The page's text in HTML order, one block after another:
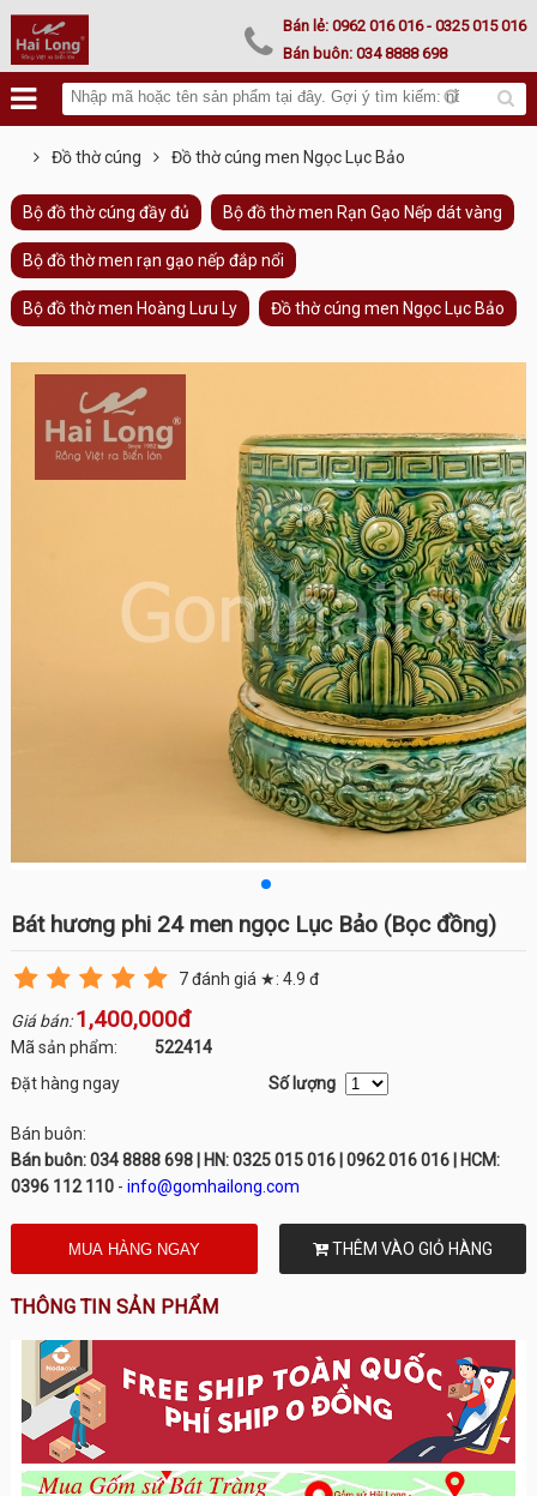
Lư hoá vàng Bán lẻ:0962 016 016 - 0325 015 016
Bán buôn:034 8888 698
Đồ thờ cúng Đồ thờ cúng men Ngọc Lục Bảo
Bộ đồ thờ cúng đầy đủ Bộ đồ thờ men Rạn Gạo Nếp dát vàng
Bộ đồ thờ men rạn gạo nếp đắp nổi
Bộ đồ thờ men Hoàng Lưu Ly Đồ thờ cúng men Ngọc Lục Bảo
Bát hương phi 24 men ngọc Lục Bảo (Bọc đồng)
7đánh giá ★: 4.9 đ
Giá bán:1,400,000đ
Mã sản phẩm:
522414
Đặt hàng ngay
Số lượng
Bán buôn:
Bán buôn: 034 8888 698 | HN: 0325 015 016 | 0962 016 016 | HCM:
0396 112 110- info@gomhailong.com
THÊM VÀO GIỎ HÀNG
THÔNG TIN SẢN PHẨM